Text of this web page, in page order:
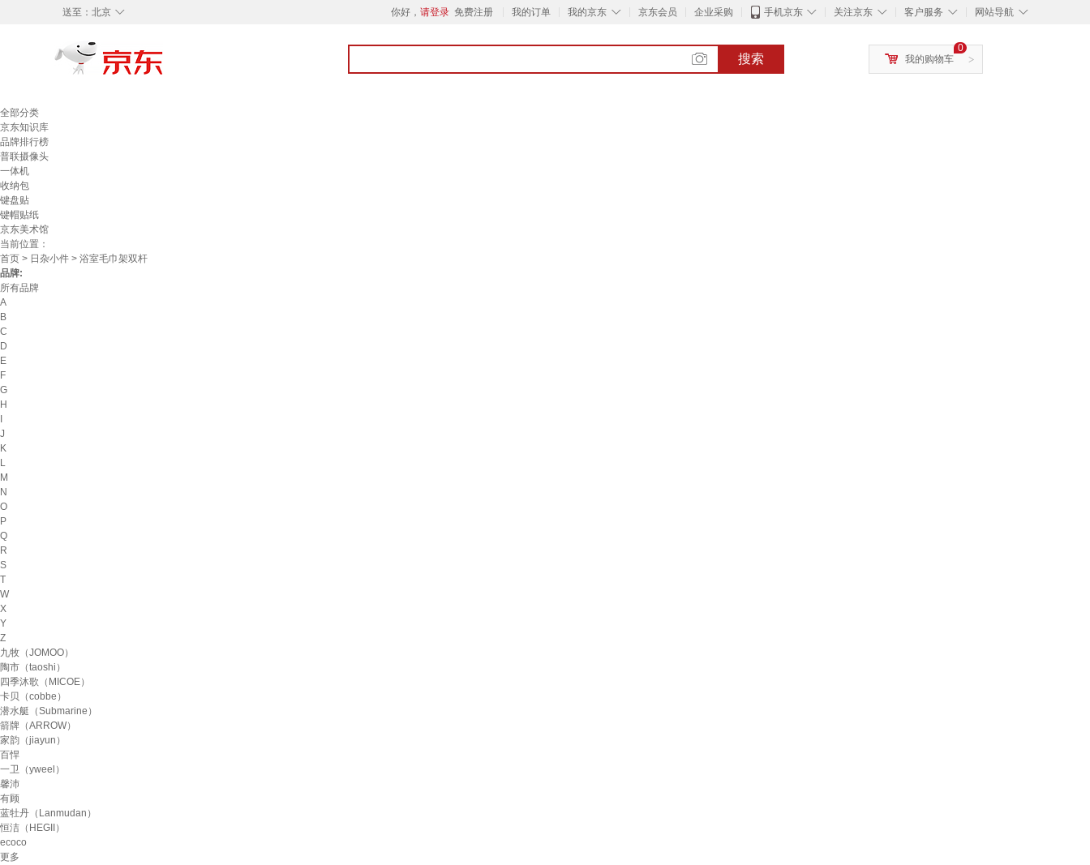
◇
送至： 北京 你好， 请登录 免费注册 我的订单 ◇
我的京东 京东会员 企业采购 ◇
手机京东 ◇
关注京东 ◇
客户服务 ◇
网站导航
搜索 >
0
我的购物车
全部分类
京东知识库
品牌排行榜
普联摄像头
一体机
收纳包
键盘贴
键帽贴纸
京东美术馆
当前位置：
首页 > 日杂小件 > 浴室毛巾架双杆
品牌:
所有品牌
A
B
C
D
E
F
G
H
J
K
L
M
N
O
P
Q
R
S
T
W
X
Y
Z
九牧（JOMOO）
陶市（taoshi）
四季沐歌（MICOE）
卡贝（cobbe）
潜水艇（Submarine）
箭牌（ARROW）
家韵（jiayun）
百悍
一卫（yweel）
馨沛
有顾
蓝牡丹（Lanmudan）
恒洁（HEGII）
ecoco
更多